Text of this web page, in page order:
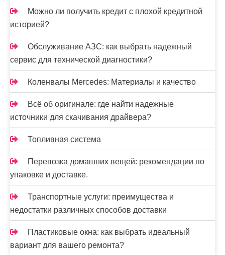
Можно ли получить кредит с плохой кредитной
историей?
Обслуживание АЗС: как выбрать надежный
сервис для технической диагностики?
Коленвалы Mercedes: Материалы и качество
Всё об оригинале: где найти надежные
источники для скачивания драйвера?
Топливная система
Перевозка домашних вещей: рекомендации по
упаковке и доставке.
Транспортные услуги: преимущества и
недостатки различных способов доставки
Пластиковые окна: как выбрать идеальный
вариант для вашего ремонта?